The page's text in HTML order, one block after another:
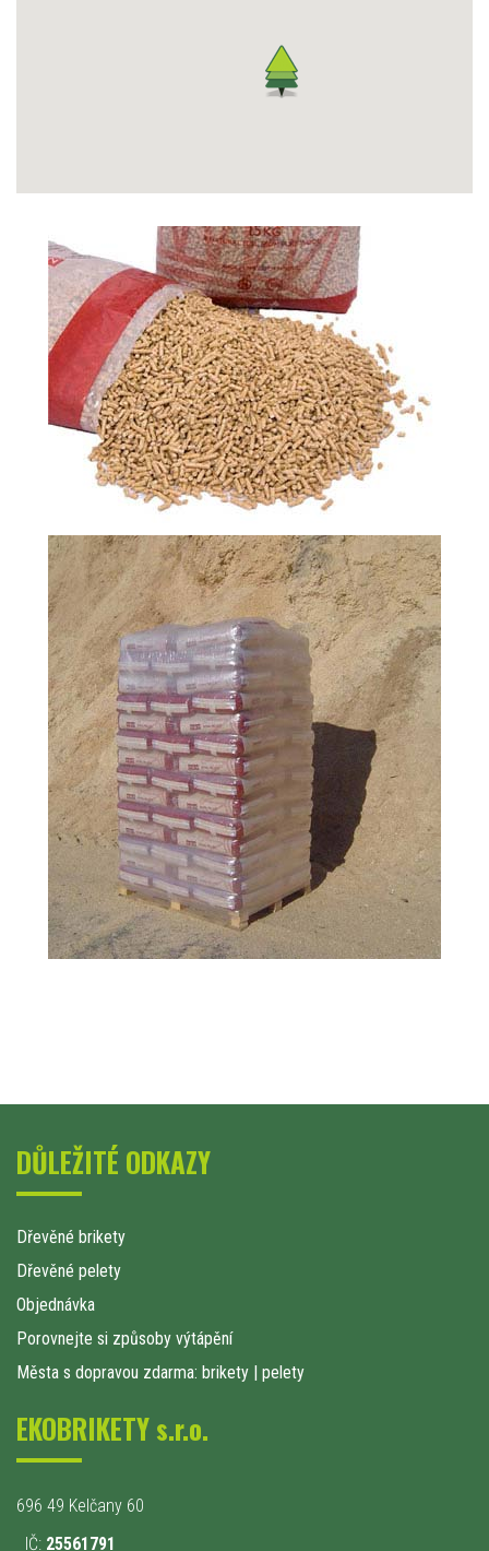
DŮLEŽITÉ ODKAZY
Dřevěné brikety
Dřevěné pelety
Objednávka
Porovnejte si způsoby výtápění
Města s dopravou zdarma: brikety | pelety
EKOBRIKETY s.r.o.
696 49 Kelčany 60
IČ: 25561791